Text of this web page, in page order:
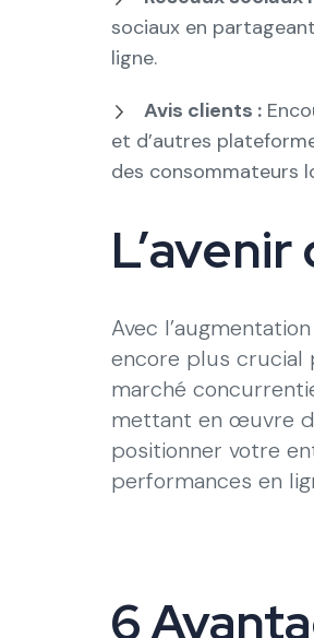
sociaux en
ligne.
Avis clients :
et d’autres
des consommateurs
Avec
encore plus crucial
marché
mettant en œuvre
positionner votre
performances en
6